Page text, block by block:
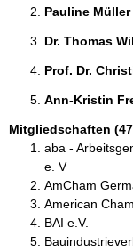
Pauline Müller
Dr. Thomas
Prof. Dr.
Ann-Kristin
Mitgliedschaften
aba -
e. V
AmCham
American
BAI e.V.